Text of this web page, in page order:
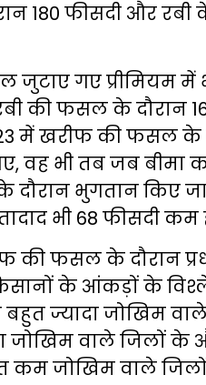
180 फीसदी और रबी
जुटाए गए प्रीमियम
की फसल के दौरान
में खरीफ की फसल के
वह भी तब जब बीमा
दौरान भुगतान किए
भी 68 फीसदी कम
की फसल के दौरान
के आंकड़ों के
बहुत ज्यादा जोखिम
जोखिम वाले जिलों के
जोखिम वाले